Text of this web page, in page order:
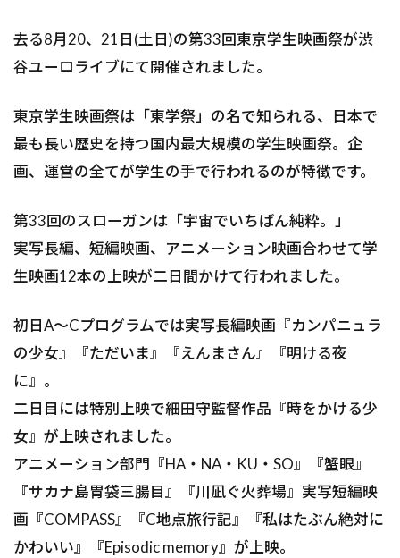
去る8月20、21日(土日)の第33回東京学生映画祭が渋
谷ユーロライブにて開催されました。
東京学生映画祭は「東学祭」の名で知られる、日本で
最も長い歴史を持つ国内最大規模の学生映画祭。企
画、運営の全てが学生の手で行われるのが特徴です。
第33回のスローガンは「宇宙でいちばん純粋。」
実写長編、短編映画、アニメーション映画合わせて学
生映画12本の上映が二日間かけて行われました。
初日A〜Cプログラムでは実写長編映画『カンパニュラ
の少女』『ただいま』『えんまさん』『明ける夜
に』。
二日目には特別上映で細田守監督作品『時をかける少
女』が上映されました。
アニメーション部門『HA・NA・KU・SO』『蟹眼』
『サカナ島胃袋三腸目』『川凪ぐ火葬場』実写短編映
画『COMPASS』『C地点旅行記』『私はたぶん絶対に
かわいい』『Episodic memory』が上映。